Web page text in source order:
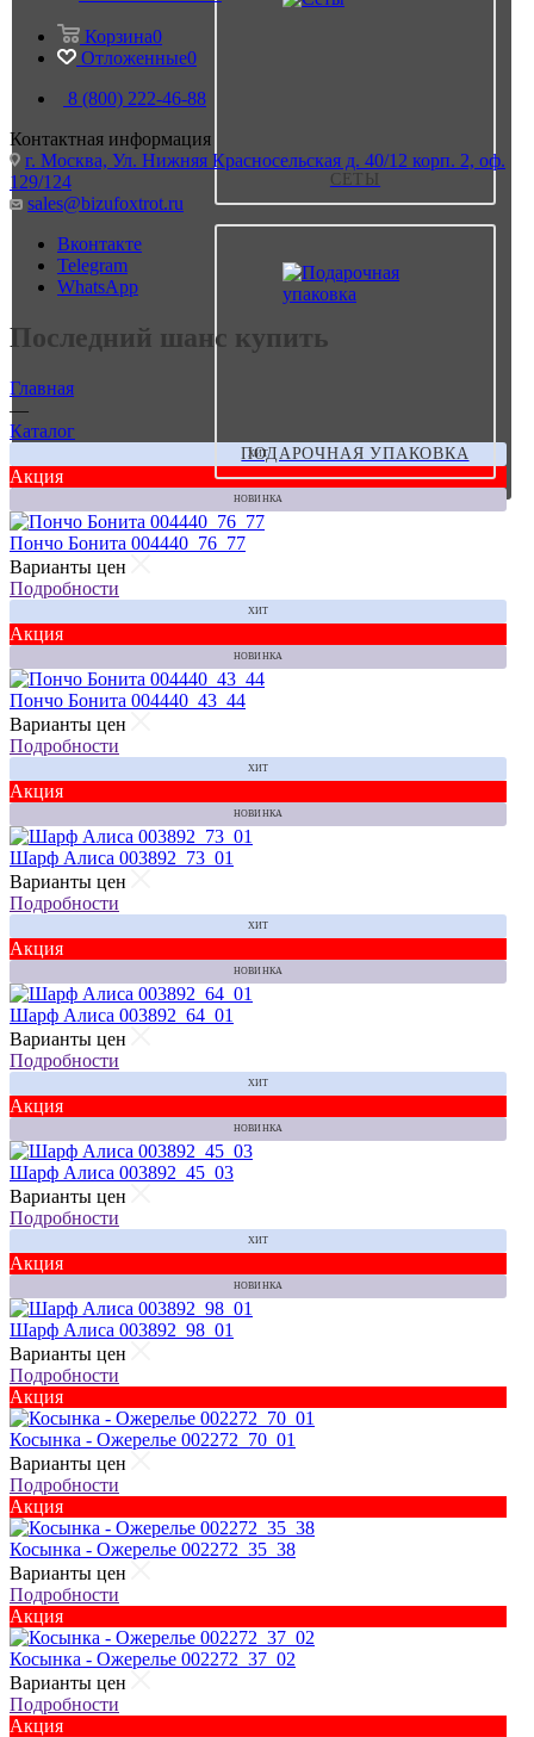
СЕТЫ
ПОДАРОЧНАЯ УПАКОВКА
Корзина0
Отложенные0
8 (800) 222-46-88
Контактная информация
г. Москва, Ул. Нижняя Красносельская д. 40/12 корп. 2, оф.
129/124
sales@bizufoxtrot.ru
Вконтакте
Telegram
WhatsApp
Последний шанс купить
Главная
—
Каталог
ХИТ
Акция
НОВИНКА
Пончо Бонита 004440_76_77
Варианты цен
Подробности
ХИТ
Акция
НОВИНКА
Пончо Бонита 004440_43_44
Варианты цен
Подробности
ХИТ
Акция
НОВИНКА
Шарф Алиса 003892_73_01
Варианты цен
Подробности
ХИТ
Акция
НОВИНКА
Шарф Алиса 003892_64_01
Варианты цен
Подробности
ХИТ
Акция
НОВИНКА
Шарф Алиса 003892_45_03
Варианты цен
Подробности
ХИТ
Акция
НОВИНКА
Шарф Алиса 003892_98_01
Варианты цен
Подробности
Акция
Косынка - Ожерелье 002272_70_01
Варианты цен
Подробности
Акция
Косынка - Ожерелье 002272_35_38
Варианты цен
Подробности
Акция
Косынка - Ожерелье 002272_37_02
Варианты цен
Подробности
Акция